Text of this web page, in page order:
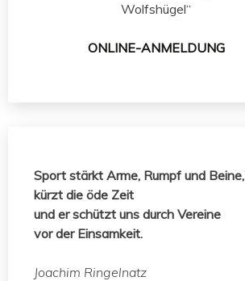
Wolfshügel“
ONLINE-ANMELDUNG
Sport stärkt Arme, Rumpf und Beine,
kürzt die öde Zeit
und er schützt uns durch Vereine
vor der Einsamkeit.
Joachim Ringelnatz